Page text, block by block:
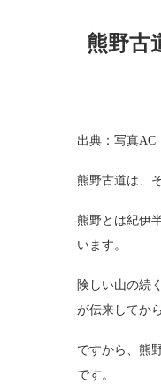
熊野古
出典：写真AC
熊野古道は、
熊野とは紀伊
います。
険しい山の続
が伝来してか
ですから、熊
です。